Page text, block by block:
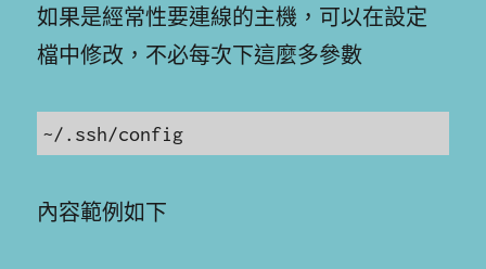
如果是經常性要連線的主機，可以在設定
檔中修改，不必每次下這麼多參數
~/.ssh/config
內容範例如下